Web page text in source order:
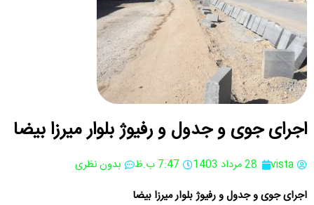
اجرای جوی و جدول و رفیوژ بلوار میرزا بیضا
vista 28 مرداد 1403 7:47 ب.ظ
بدون نظری
اجرای جوی و جدول و رفیوژ بلوار میرزا بیضا